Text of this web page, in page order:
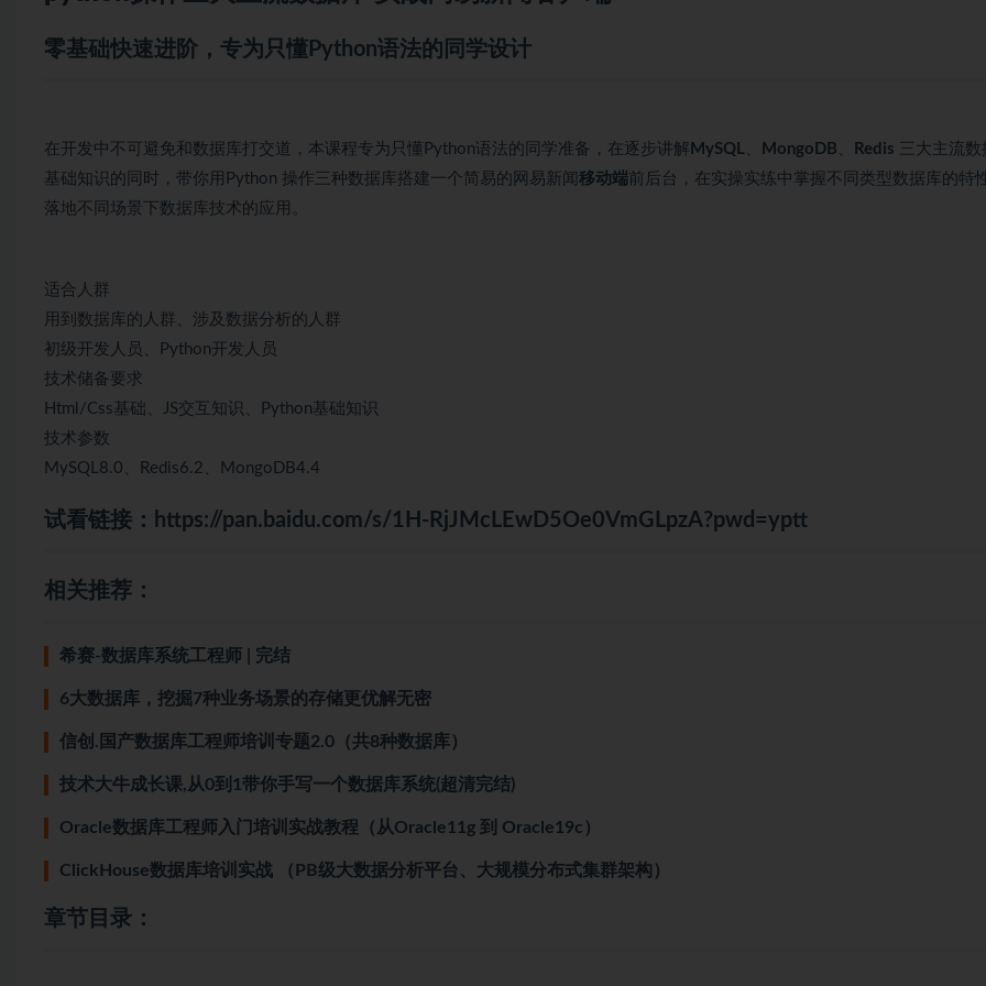
零基础快速进阶，专为只懂Python语法的同学设计
在开发中不可避免和数据库打交道，本课程专为只懂Python语法的同学准备，在逐步讲解 MySQL MongoDB Redis 三大主流数
基础知识的同时，带你用Python 操作三种数据库搭建一个简易的网易新闻 移动端前后台，在实操实练中掌握不同类型数据库的特
落地不同场景下数据库技术的应用。
适合人群
用到数据库的人群、涉及数据分析的人群
初级开发人员、Python开发人员
技术储备要求
Html/Css基础、JS交互知识、Python基础知识
技术参数
MySQL8.0、Redis6.2、MongoDB4.4
试看链接： https://pan.baidu.com/s/1H-RjJMcLEwD5Oe0VmGLpzA?pwd=yptt
相关推荐：
希赛-数据库系统工程师 | 完结
6大数据库，挖掘7种业务场景的存储更优解无密
信创.国产数据库工程师培训专题2.0（共8种数据库）
技术大牛成长课,从0到1带你手写一个数据库系统(超清完结)
Oracle数据库工程师入门培训实战教程（从Oracle11g 到 Oracle19c）
ClickHouse数据库培训实战 （PB级大数据分析平台、大规模分布式集群架构）
章节目录：